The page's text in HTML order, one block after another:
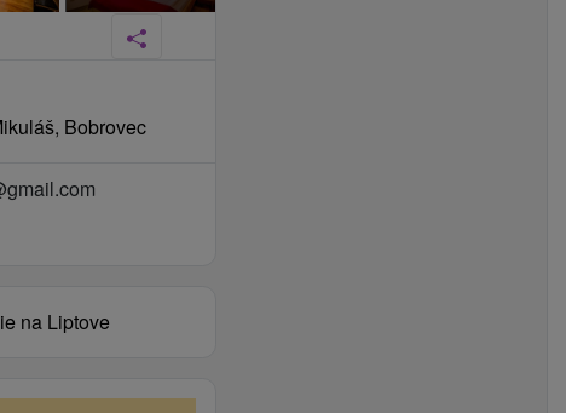
Bobrovec
na Liptove